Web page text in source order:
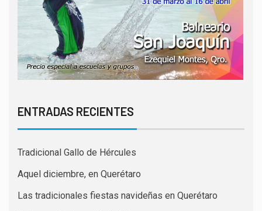
ENTRADAS RECIENTES
Tradicional Gallo de Hércules
Aquel diciembre, en Querétaro
Las tradicionales fiestas navideñas en Querétaro